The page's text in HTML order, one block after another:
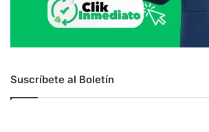
Suscríbete al Boletín